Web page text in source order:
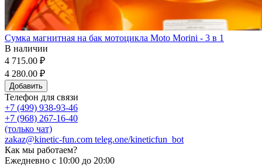
Сумка магнитная на бак мотоцикла Moto Morini - 3 в 1
В наличии
4 715.00 ₽
4 280.00 ₽
Добавить
Телефон для связи
+7 (499) 938-93-46
+7 (968) 267-16-40
(только чат)
zakaz@kinetic-fun.com teleg.one/kineticfun_bot
Как мы работаем?
Ежедневно с 10:00 до 20:00